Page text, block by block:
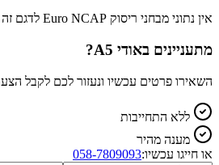
אין נתוני מבחני ריסוק Euro NCAP לדגם זה
מתעניינים באודי A5 ?
השאירו פרטים עכשיו ונעזור לכם לקבל
ללא התחייבות
מענה מהיר
או חייגו עכשיו:058-7809093